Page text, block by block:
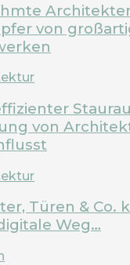
von
von
Türen & Co.
Weg…